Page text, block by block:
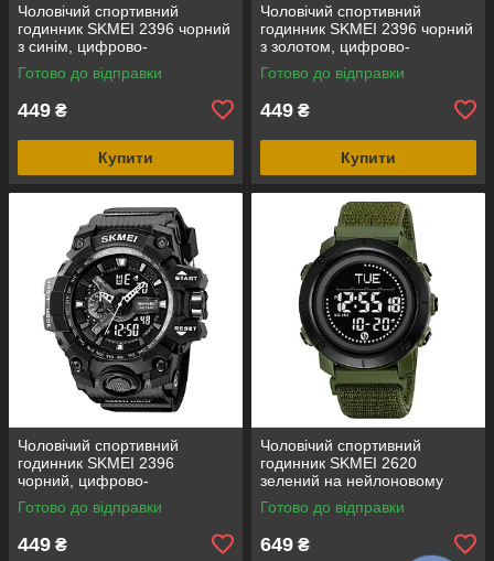
Чоловічий спортивний
годинник SKMEI 2396 чорний
з синім, цифрово-
аналоговий, водозахист 5
ATM
Готово до відправки
449 ₴
Купити
Чоловічий спортивний
годинник SKMEI 2396 чорний
з золотом, цифрово-
аналоговий, водозахист 5
ATM
Готово до відправки
449 ₴
Купити
Чоловічий спортивний
годинник SKMEI 2396
чорний, цифрово-
аналоговий, водозахист 5
ATM
Готово до відправки
449 ₴
Чоловічий спортивний
годинник SKMEI 2620
зелений на нейлоновому
ремінці з липучкою,
електронним компасом і
Готово до відправки
649 ₴